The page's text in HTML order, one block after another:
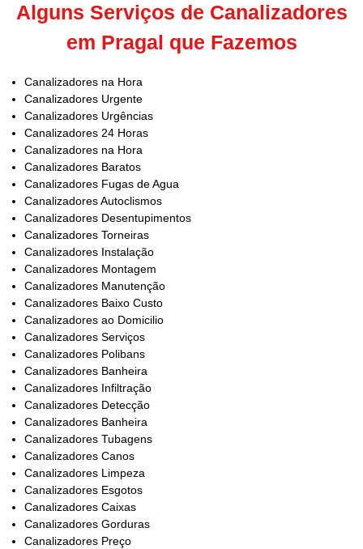
Alguns Serviços de Canalizadores
em Pragal que Fazemos
Canalizadores na Hora
Canalizadores Urgente
Canalizadores Urgências
Canalizadores 24 Horas
Canalizadores na Hora
Canalizadores Baratos
Canalizadores Fugas de Agua
Canalizadores Autoclismos
Canalizadores Desentupimentos
Canalizadores Torneiras
Canalizadores Instalação
Canalizadores Montagem
Canalizadores Manutenção
Canalizadores Baixo Custo
Canalizadores ao Domicilio
Canalizadores Serviços
Canalizadores Polibans
Canalizadores Banheira
Canalizadores Infiltração
Canalizadores Detecção
Canalizadores Banheira
Canalizadores Tubagens
Canalizadores Canos
Canalizadores Limpeza
Canalizadores Esgotos
Canalizadores Caixas
Canalizadores Gorduras
Canalizadores Preço